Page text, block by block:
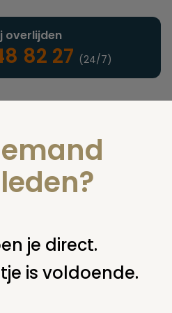
overlijden
82 27 (24/7)
agenda nieuws begrafenissen
vorst
je direct.
is voldoende.